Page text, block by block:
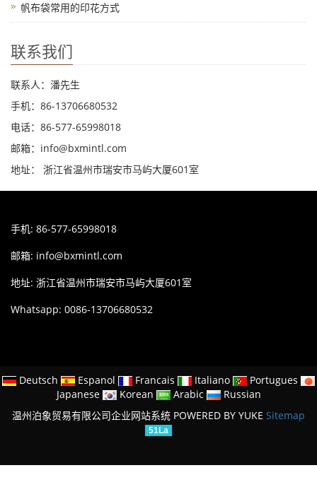
帆布袋常用的印花方式
联系我们
联系人：潘先生
手机：86-13706680532
电话：86-577-65998018
邮箱：info@bxmintl.com
地址： 浙江省温州市瑞安市马屿大厦601室
手机: 86-577-65998018
邮箱: info@bxmintl.com
地址: 浙江省温州市瑞安市马屿大厦601室
Whatsapp: 0086-13706680532
Deutsch Espanol Francais Italiano
Portugues
Japanese
Korean Arabic
Russian
温州泊象贸易有限公司企业网站系统 POWERED BY YUKE Sitemap
51La